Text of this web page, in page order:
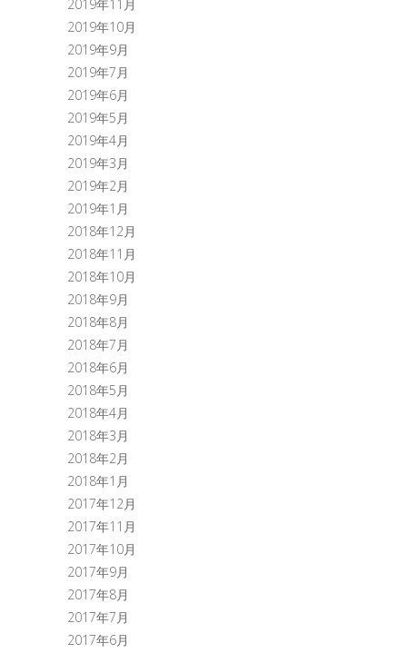
2019年11月
2019年10月
2019年9月
2019年7月
2019年6月
2019年5月
2019年4月
2019年3月
2019年2月
2019年1月
2018年12月
2018年11月
2018年10月
2018年9月
2018年8月
2018年7月
2018年6月
2018年5月
2018年4月
2018年3月
2018年2月
2018年1月
2017年12月
2017年11月
2017年10月
2017年9月
2017年8月
2017年7月
2017年6月